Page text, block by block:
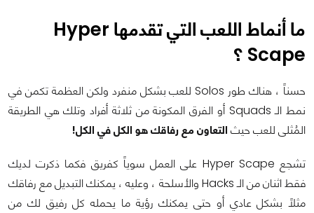
ما أنماط اللعب التي تقدمها Hyper
Scape ؟
حسناً ، هناك طور Solos للعب بشكل منفرد ولكن العظمة تكمن في
نمط الـ Squads أو الفرق المكونة من ثلاثة أفراد وتلك هي الطريقة
المُثلى للعب حيث التعاون مع رفاقك هو الكل في الكل!
تشجع Hyper Scape على العمل سوياً كفريق فكما ذكرت لديك
فقط اثنان من الـ Hacks والأسلحة ، وعليه ، يمكنك التبديل مع رفاقك
مثلاً بشكل عادي أو حتى يمكنك رؤية ما يحمله كل رفيق لك من